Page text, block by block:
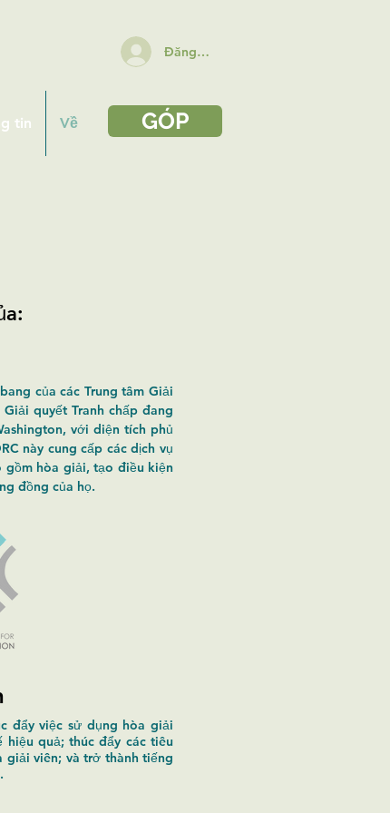
tin Về
Đăng nhập
GÓP
của các Trung tâm Giải
quyết Tranh chấp đang
với diện tích phủ
này cung cấp các dịch vụ
hòa giải, tạo điều kiện
đồng của họ.
đẩy việc sử dụng hòa giải
quả; thúc đẩy các tiêu
giải viên; và trở thành tiếng